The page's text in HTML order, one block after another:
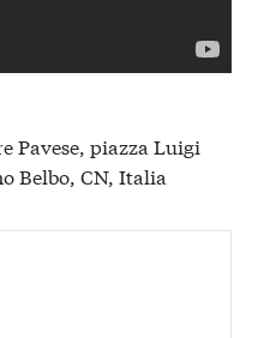
Pavese, piazza Luigi
Belbo, CN, Italia